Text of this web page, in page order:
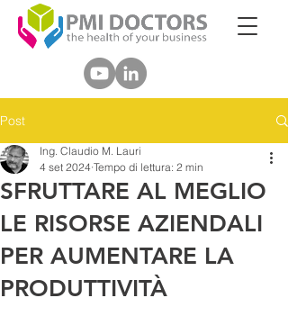
Post
SFRUTTARE AL MEGLIO
LE RISORSE AZIENDALI
PER AUMENTARE LA
PRODUTTIVITÀ
Ing. Claudio M. Lauri
4 set 2024 Tempo di lettura: 2 min